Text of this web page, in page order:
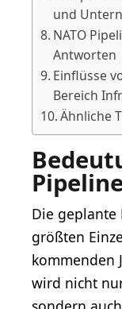
und
NATO
Antworten
Einflüsse
Bereich
Ähnliche
Die geplante
größten
kommenden
wird nicht